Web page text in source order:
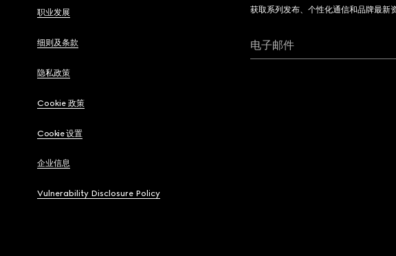
职业发展
细则及条款
隐私政策
Cookie 政策
Cookie 设置
企业信息
Vulnerability Disclosure Policy
获取系列发布、个性化通信和品牌最新
电子邮件